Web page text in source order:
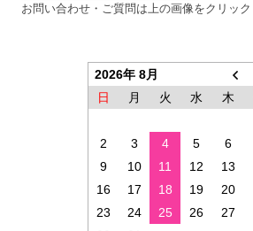
お問い合わせ・ご質問は上の画像をクリック
2026年 8月
日
月 火 水 木
2
3 4 5 6
9
10 11 12 13
16
17 18 19 20
23
24 25 26 27